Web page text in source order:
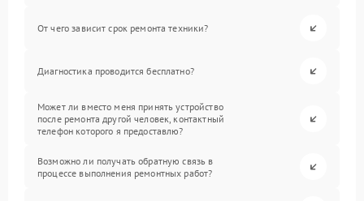
От чего зависит срок ремонта техники?
Диагностика проводится бесплатно?
Может ли вместо меня принять устройство
после ремонта другой человек, контактный
телефон которого я предоставлю?
Возможно ли получать обратную связь в
процессе выполнения ремонтных работ?